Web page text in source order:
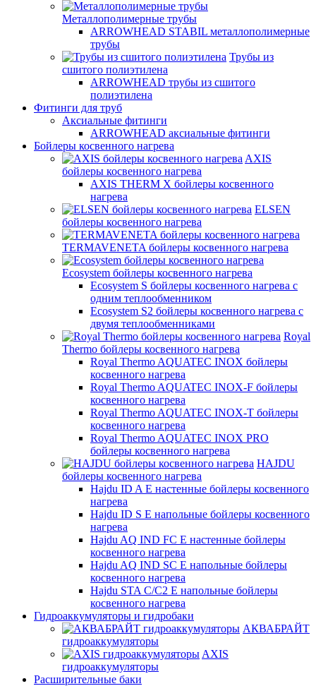
Металлополимерные трубы
ARROWHEAD STABIL металлополимерные
трубы
Трубы из
сшитого полиэтилена
ARROWHEAD трубы из сшитого
полиэтилена
Фитинги для труб
Аксиальные фитинги
ARROWHEAD аксиальные фитинги
Бойлеры косвенного нагрева
AXIS
бойлеры косвенного нагрева
AXIS THERM X бойлеры косвенного
нагрева
ELSEN
бойлеры косвенного нагрева
TERMAVENETA бойлеры косвенного нагрева
Ecosystem бойлеры косвенного нагрева
Ecosystem S бойлеры косвенного нагрева с
одним теплообменником
Ecosystem S2 бойлеры косвенного нагрева с
двумя теплообменниками
Royal
Thermo бойлеры косвенного нагрева
Royal Thermo AQUATEC INOX бойлеры
косвенного нагрева
Royal Thermo AQUATEC INOX-F бойлеры
косвенного нагрева
Royal Thermo AQUATEC INOX-T бойлеры
косвенного нагрева
Royal Thermo AQUATEC INOX PRO
бойлеры косвенного нагрева
HAJDU
бойлеры косвенного нагрева
Hajdu ID A E настенные бойлеры косвенного
нагрева
Hajdu ID S E напольные бойлеры косвенного
нагрева
Hajdu AQ IND FC E настенные бойлеры
косвенного нагрева
Hajdu AQ IND SC E напольные бойлеры
косвенного нагрева
Hajdu STA C/C2 E напольные бойлеры
косвенного нагрева
Гидроаккумуляторы и гидробаки
АКВАБРАЙТ
гидроаккумуляторы
AXIS
гидроаккумуляторы
Расширительные баки